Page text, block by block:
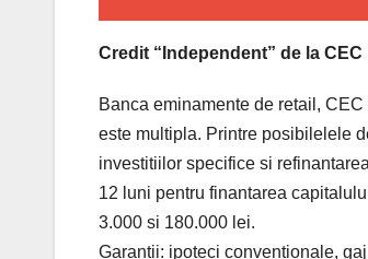
Credit “Independent” de la CEC
Banca eminamente de retail,
este multipla. Printre posibilelele
investitiilor specifice si
12 luni pentru finantarea
3.000 si 180.000 lei.
Garantii: ipoteci conventionale,